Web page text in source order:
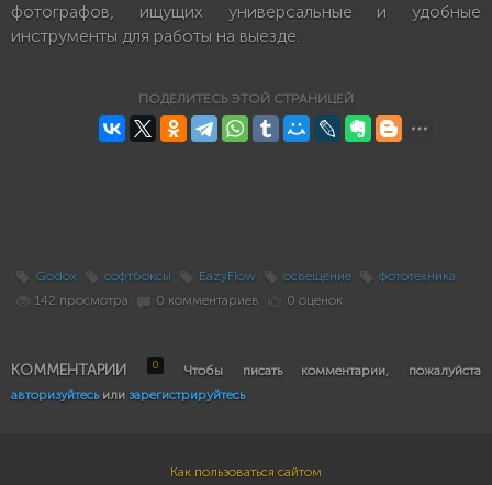
фотографов, ищущих универсальные и удобные
инструменты для работы на выезде.
ПОДЕЛИТЕСЬ ЭТОЙ СТРАНИЦЕЙ
Godox софтбоксы EazyFlow освещение
фототехника
142 просмотра
0 комментариев 0 оценок
КОММЕНТАРИИ 0
Чтобы писать комментарии, пожалуйста
авторизуйтесьили зарегистрируйтесь
Как пользоваться сайтом